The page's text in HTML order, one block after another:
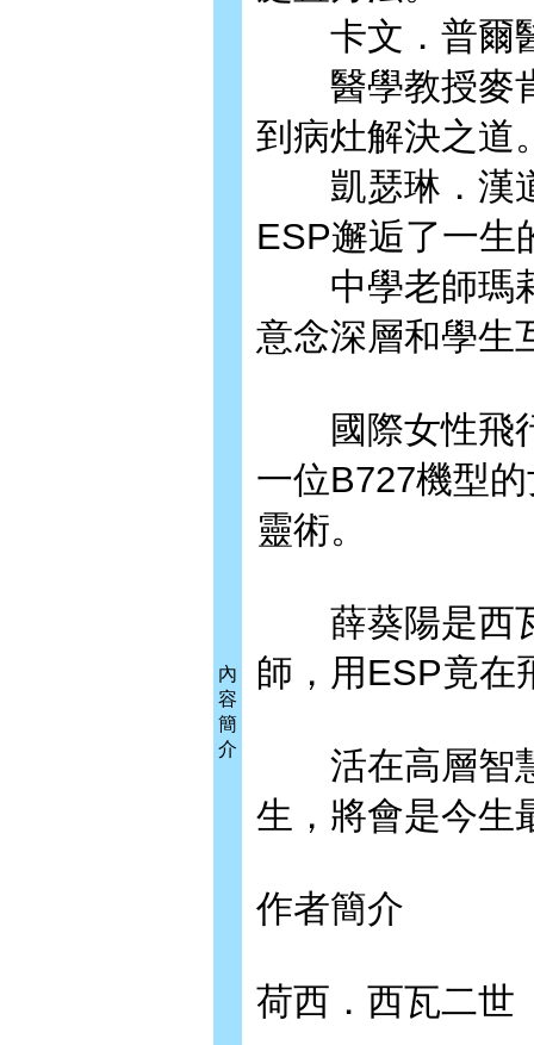
內
容
簡
介
卡文．普爾醫
醫學教授麥肯
到病灶解決之道
凱瑟琳．漢道
ESP邂逅了一生
中學老師瑪莉
意念深層和學生
國際女性飛行
一位B727機型
靈術。
薛葵陽是西瓦
師，用ESP竟在
活在高層智慧
生，將會是今生
作者簡介
荷西．西瓦二世